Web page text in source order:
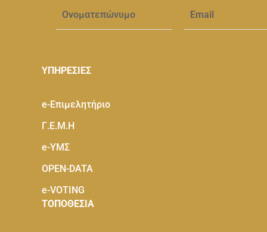
ΥΠΗΡΕΣΙΕΣ
e-Eπιμελητήριο
Γ.Ε.Μ.Η
e-ΥΜΣ
OPEN-DATA
e-VOTING
ΤΟΠΟΘΕΣΙΑ